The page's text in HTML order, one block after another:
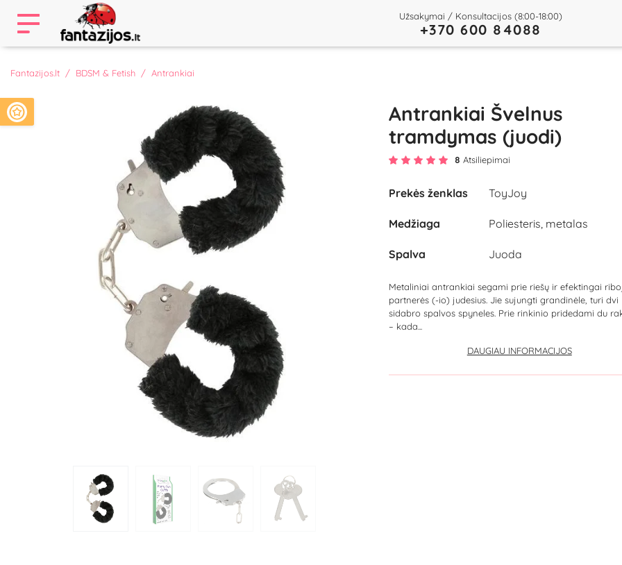
Užsakymai / Konsultacijos (8:00-18:00)
+370 600 84088
Fantazijos.lt BDSM & Fetish Antrankiai
Antrankiai Švelnus
tramdymas (juodi)
8 Atsiliepimai
Prekės ženklas ToyJoy
Medžiaga Poliesteris, metalas
Spalva Juoda
Metaliniai antrankiai segami prie riešų ir efektingai
partnerės (-io) judesius. Jie sujungti grandinėle, turi dvi
sidabro spalvos spyneles. Prie rinkinio pridedami du
– kada...
DAUGIAU INFORMACIJOS